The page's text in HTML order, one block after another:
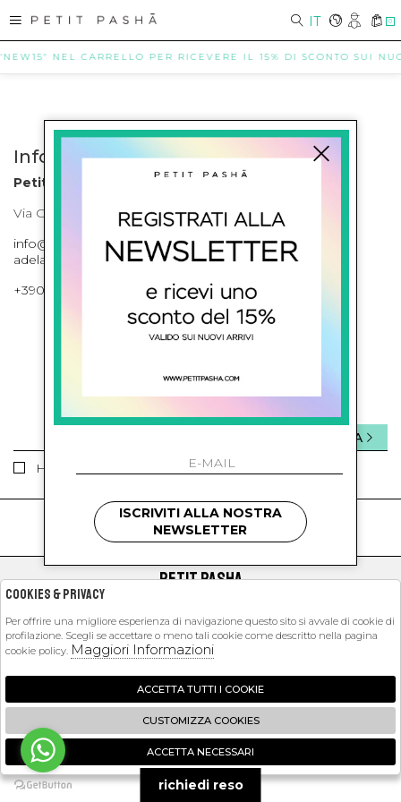
IT 0
NEL CARRELLO PER RICEVERE IL 15% DI SCONTO SUI
Info contatti
Petit Pasha
Via Cilea, 255 Napoli Corso Umberto I 301 Napoli
info@petitpasha.com, petitpasha@hotmail.it,
adelaide.petitpasha@hotmail.com
+39081643421 , +390812351280
ISCRIVITI ALLA NEWSLETTER
Ho letto ed accettato le condizioni sulla privacy.
INVIA
kids
PETIT PASHA
EXTRA
2026 Petit Pasha - P.iva : 09423341214 Powered by
Zucchetti
🍪
ISCRIVITI ALLA NOSTRA
NEWSLETTER
richiedi reso
Cookies & Privacy
Per offrire una migliore esperienza di navigazione questo sito si avvale di cookie di
profilazione. Scegli se accettare o meno tali cookie come descritto nella pagina
cookie policy. Maggiori Informazioni
ACCETTA TUTTI I COOKIE
CUSTOMIZZA COOKIES
ACCETTA NECESSARI